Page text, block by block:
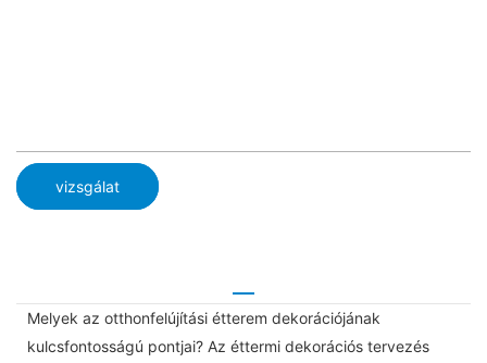
vizsgálat
Melyek az otthonfelújítási étterem dekorációjának
kulcsfontosságú pontjai? Az éttermi dekorációs tervezés